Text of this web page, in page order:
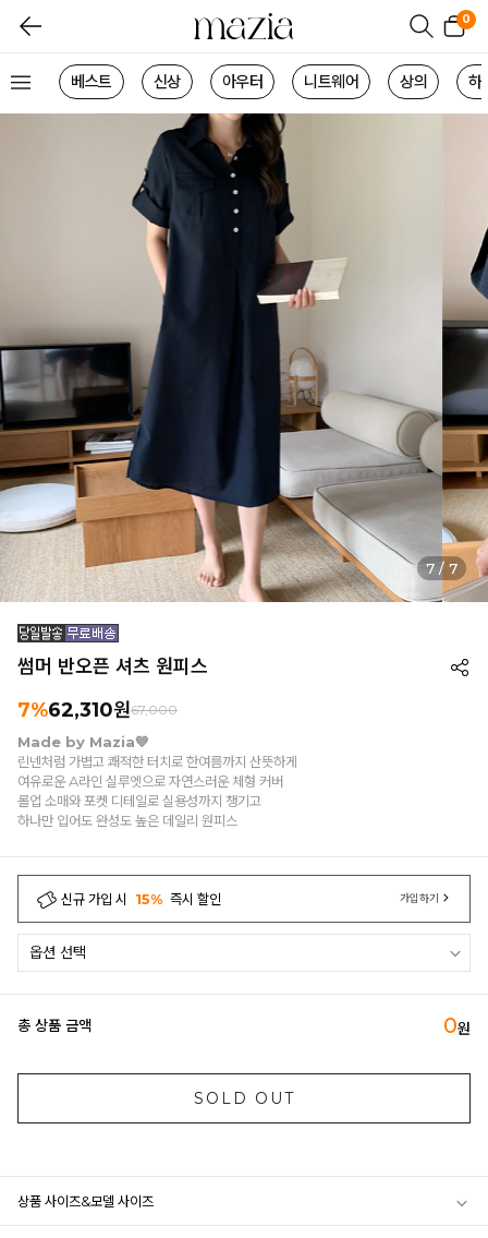
0
베스트 신상 아우터 니트웨어 상의 하
7 / 7
썸머 반오픈 셔츠 원피스
7%62,310원67,000
Made by Mazia💙
린넨처럼 가볍고 쾌적한 터치로 한여름까지 산뜻하게
여유로운 A라인 실루엣으로 자연스러운 체형 커버
롤업 소매와 포켓 디테일로 실용성까지 챙기고
하나만 입어도 완성도 높은 데일리 원피스
신규 가입 시 15% 즉시 할인 가입하기
총 상품 금액 0원
SOLD OUT
상품 사이즈&모델 사이즈